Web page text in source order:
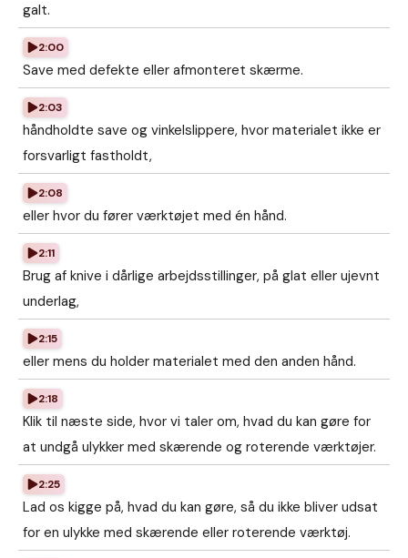
galt.
2:00
Save med defekte eller afmonteret skærme.
2:03
håndholdte save og vinkelslippere, hvor materialet ikke er
forsvarligt fastholdt,
2:08
eller hvor du fører værktøjet med én hånd.
2:11
Brug af knive i dårlige arbejdsstillinger, på glat eller ujevnt
underlag,
2:15
eller mens du holder materialet med den anden hånd.
2:18
Klik til næste side, hvor vi taler om, hvad du kan gøre for
at undgå ulykker med skærende og roterende værktøjer.
2:25
Lad os kigge på, hvad du kan gøre, så du ikke bliver udsat
for en ulykke med skærende eller roterende værktøj.